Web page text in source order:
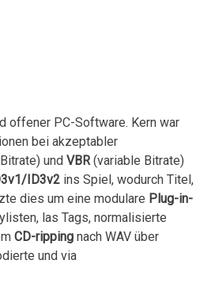
offener PC-Software. Kern war
bei akzeptabler
und VBR(variable Bitrate)
ID3v2 ins Spiel, wodurch Titel,
dies‍ um eine modulare Plug-in-
las Tags, normalisierte
CD-ripping nach WAV⁣ über
und via